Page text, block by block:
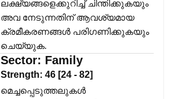
ലക്ഷ്യങ്ങളെക്കുറിച്ച് ചിന്തിക്കുകയും
അവ നേടുന്നതിന് ആവശ്യമായ
ക്രമീകരണങ്ങൾ പരിഗണിക്കുകയും
ചെയ്യുക.
Sector: Family
Strength: 46 [24 - 82]
മെച്ചപ്പെടുത്തലുകൾ